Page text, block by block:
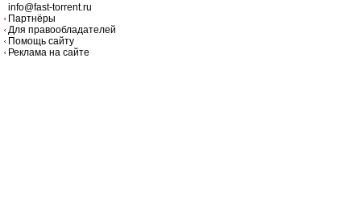
info@fast-torrent.ru
Партнёры
Для правообладателей
Помощь сайту
Реклама на сайте